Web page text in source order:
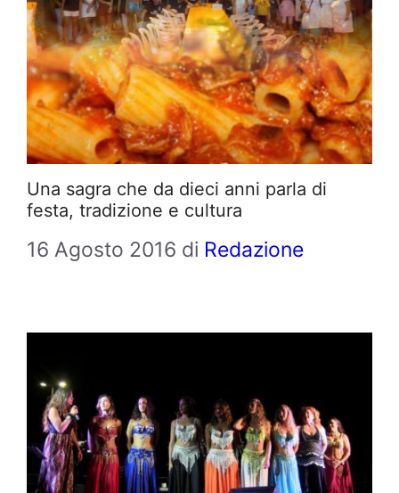
Una sagra che da dieci anni parla di
festa, tradizione e cultura
16 Agosto 2016 di Redazione